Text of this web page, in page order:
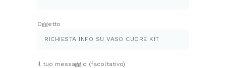
Oggetto
Il tuo messaggio (facoltativo)